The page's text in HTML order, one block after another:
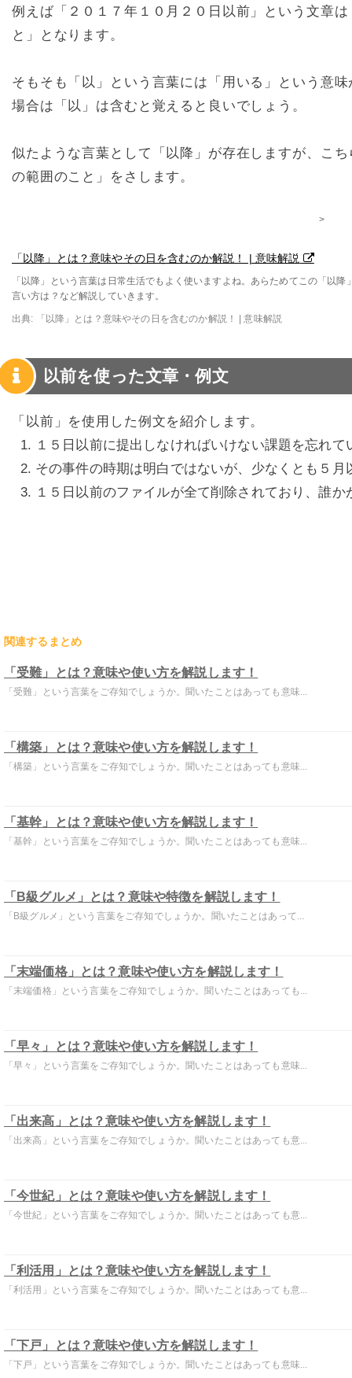
例えば「２０１７年１０月２０日以前」という文章
と」となります。
そもそも「以」という言葉には「用いる」という意
場合は「以」は含むと覚えると良いでしょう。
似たような言葉として「以降」が存在しますが、こ
の範囲のこと」をさします。
>
「以降」とは？意味やその日を含むのか解説！ | 意味解説
「以降」という言葉は日常生活でもよく使いますよね。あらためてこの「以
言い方は？など解説していきます。
出典: 「以降」とは？意味やその日を含むのか解説！ | 意味解説
以前を使った文章・例文
「以前」を使用した例文を紹介します。
１５日以前に提出しなければいけない課題を忘れて
その事件の時期は明白ではないが、少なくとも５月
１５日以前のファイルが全て削除されており、誰
関連するまとめ
「受難」とは？意味や使い方を解説します！
「受難」という言葉をご存知でしょうか。聞いたことはあっても意味...
「構築」とは？意味や使い方を解説します！
「構築」という言葉をご存知でしょうか。聞いたことはあっても意味...
「基幹」とは？意味や使い方を解説します！
「基幹」という言葉をご存知でしょうか。聞いたことはあっても意味...
「B級グルメ」とは？意味や特徴を解説します！
「B級グルメ」という言葉をご存知でしょうか。聞いたことはあって...
「末端価格」とは？意味や使い方を解説します！
「末端価格」という言葉をご存知でしょうか。聞いたことはあっても...
「早々」とは？意味や使い方を解説します！
「早々」という言葉をご存知でしょうか。聞いたことはあっても意味...
「出来高」とは？意味や使い方を解説します！
「出来高」という言葉をご存知でしょうか。聞いたことはあっても意...
「今世紀」とは？意味や使い方を解説します！
「今世紀」という言葉をご存知でしょうか。聞いたことはあっても意...
「利活用」とは？意味や使い方を解説します！
「利活用」という言葉をご存知でしょうか。聞いたことはあっても意...
「下戸」とは？意味や使い方を解説します！
「下戸」という言葉をご存知でしょうか。聞いたことはあっても意味...